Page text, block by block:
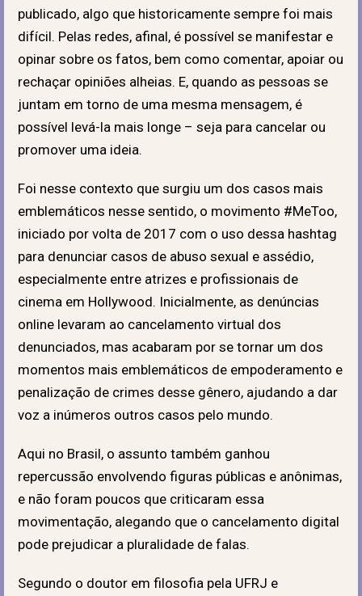
publicado, algo que historicamente sempre foi mais
difícil. Pelas redes, afinal, é possível se manifestar e
opinar sobre os fatos, bem como comentar, apoiar ou
rechaçar opiniões alheias. E, quando as pessoas se
juntam em torno de uma mesma mensagem, é
possível levá-la mais longe – seja para cancelar ou
promover uma ideia.
Foi nesse contexto que surgiu um dos casos mais
emblemáticos nesse sentido, o movimento #MeToo,
iniciado por volta de 2017 com o uso dessa hashtag
para denunciar casos de abuso sexual e assédio,
especialmente entre atrizes e profissionais de
cinema em Hollywood. Inicialmente, as denúncias
online levaram ao cancelamento virtual dos
denunciados, mas acabaram por se tornar um dos
momentos mais emblemáticos de empoderamento e
penalização de crimes desse gênero, ajudando a dar
voz a inúmeros outros casos pelo mundo.
Aqui no Brasil, o assunto também ganhou
repercussão envolvendo figuras públicas e anônimas,
e não foram poucos que criticaram essa
movimentação, alegando que o cancelamento digital
pode prejudicar a pluralidade de falas.
Segundo o doutor em filosofia pela UFRJ e